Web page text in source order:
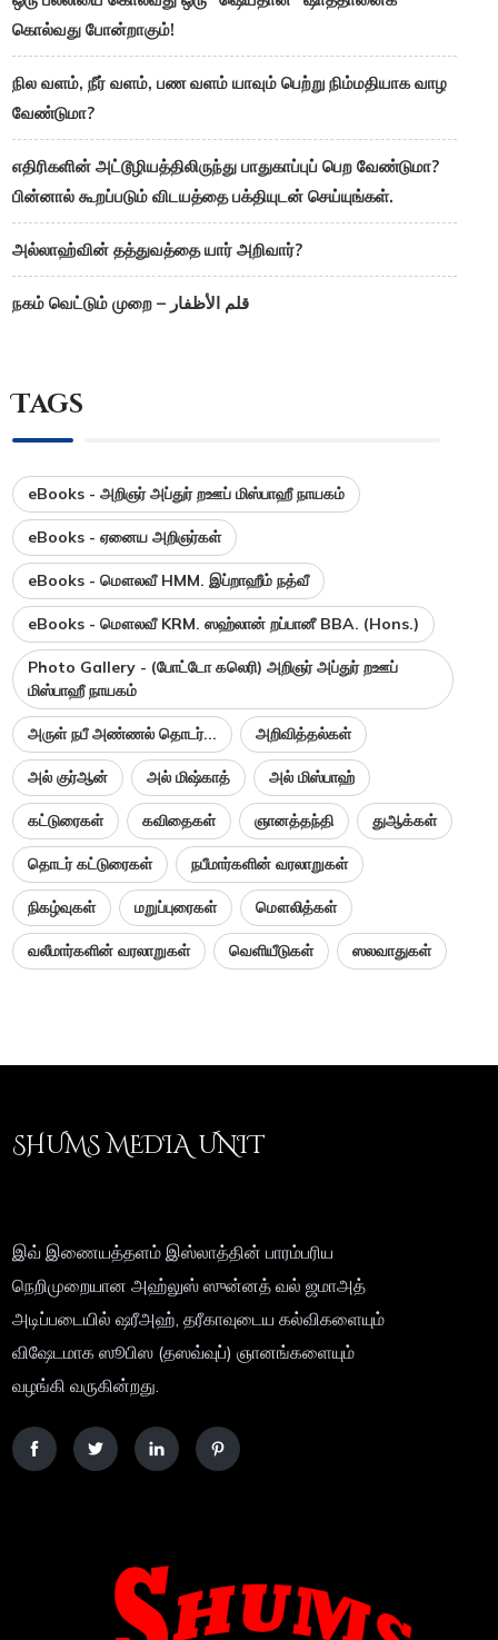
கொல்வது போன்றாகும்!
நில வளம், நீர் வளம், பண வளம் யாவும் பெற்று நிம்மதியாக வாழ
வேண்டுமா?
எதிரிகளின் அட்டூழியத்திலிருந்து பாதுகாப்புப் பெற வேண்டுமா?
பின்னால் கூறப்படும் விடயத்தை பக்தியுடன் செய்யுங்கள்.
அல்லாஹ்வின் தத்துவத்தை யார் அறிவார்?
நகம் வெட்டும் முறை – قلم الأظفار
Tags
eBooks - அறிஞர் அப்துர் றஊப் மிஸ்பாஹீ நாயகம்
eBooks - ஏனைய அறிஞர்கள்
eBooks - மௌலவீ HMM. இப்றாஹீம் நத்வீ
eBooks - மௌலவீ KRM. ஸஹ்லான் றப்பானீ BBA. (Hons.)
Photo Gallery - (போட்டோ கலெரி) அறிஞர் அப்துர் றஊப்
மிஸ்பாஹீ நாயகம்
அருள் நபீ அண்ணல் தொடர்... அறிவித்தல்கள்
அல் குர்ஆன் அல் மிஷ்காத் அல் மிஸ்பாஹ்
கட்டுரைகள் கவிதைகள் ஞானத்தந்தி துஆக்கள்
தொடர் கட்டுரைகள் நபீமார்களின் வரலாறுகள்
நிகழ்வுகள் மறுப்புரைகள் மௌலித்கள்
வலீமார்களின் வரலாறுகள் வெளியீடுகள் ஸலவாதுகள்
SHUMS MEDIA UNIT
இவ் இணையத்தளம் இஸ்லாத்தின் பாரம்பரிய
நெறிமுறையான அஹ்லுஸ் ஸுன்னத் வல் ஜமாஅத்
அடிப்படையில் ஷரீஅஹ், தரீகாவுடைய கல்விகளையும்
விஷேடமாக ஸூபிஸ (தஸவ்வுப்) ஞானங்களையும்
வழங்கி வருகின்றது.